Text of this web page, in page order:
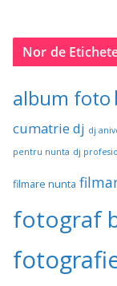
Nor de
album foto
cumatrie dj dj
pentru nunta dj
filmare nunta
fotograf